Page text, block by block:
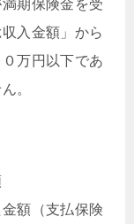
期保険金を受
入金額」から
万円以下であ
。
額（支払保険